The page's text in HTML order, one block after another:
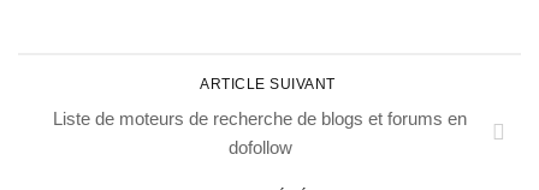
ARTICLE SUIVANT
Liste de moteurs de recherche de blogs et forums en
dofollow